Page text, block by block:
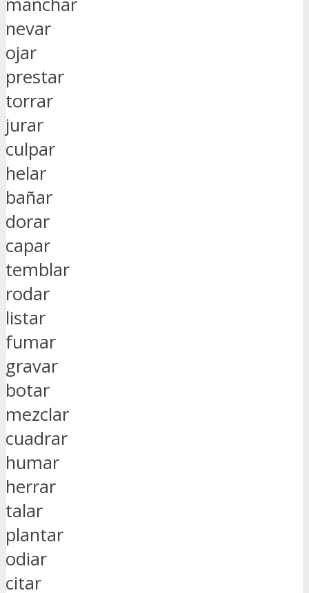
nevar
ojar
prestar
torrar
jurar
culpar
helar
bañar
dorar
capar
temblar
rodar
listar
fumar
gravar
botar
mezclar
cuadrar
humar
herrar
talar
plantar
odiar
citar